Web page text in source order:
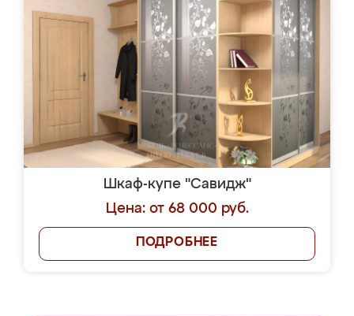
Шкаф-купе "Савидж"
Цена: от 68 000 руб.
ПОДРОБНЕЕ